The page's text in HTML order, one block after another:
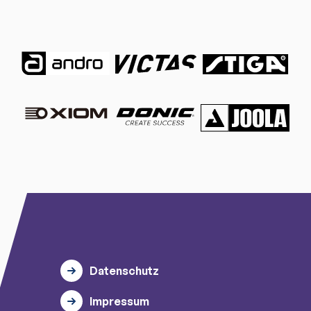
Datenschutz
Impressum